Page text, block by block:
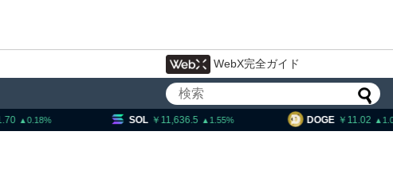
WebX完全ガイド
SOL 11,636.5 1.55 DOGE 11.02 HYPE